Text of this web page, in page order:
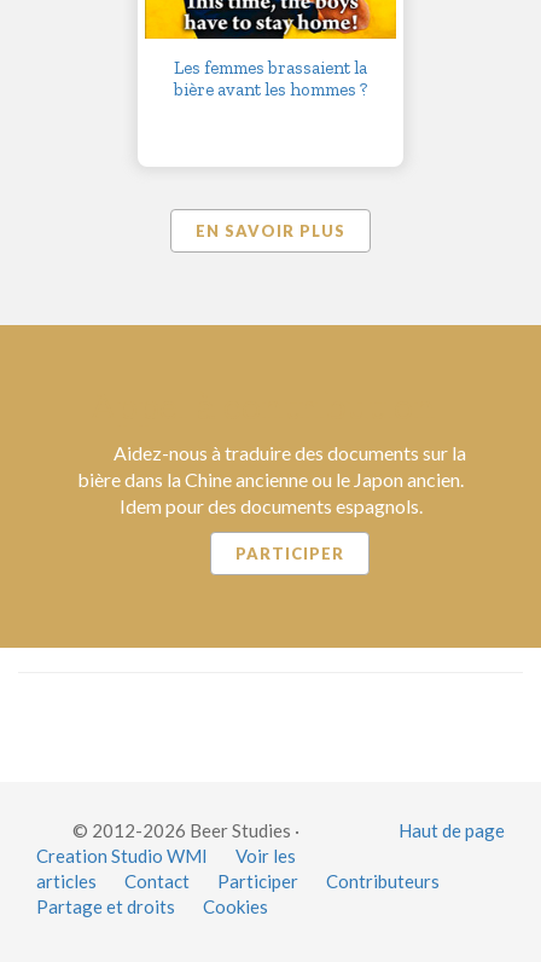
Les femmes brassaient la
bière avant les hommes ?
EN SAVOIR PLUS
Aidez-nous à traduire des documents sur la
bière dans la Chine ancienne ou le Japon ancien.
Idem pour des documents espagnols.
PARTICIPER
Haut de page
© 2012-2026 Beer Studies ·
Creation Studio WMI
Voir les
articles
Contact Participer
Contributeurs
Partage et droits
Cookies